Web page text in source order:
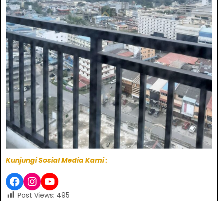
Kunjungi Sosial Media Kami :
Post Views: 495